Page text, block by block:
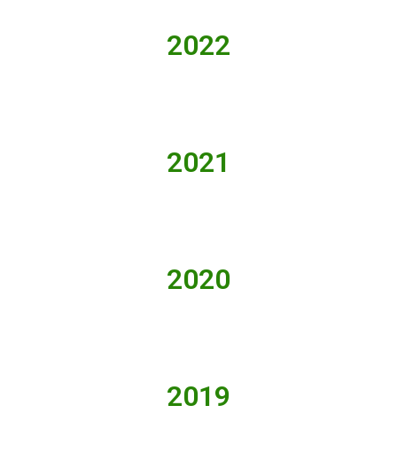
2022
2021
2020
2019